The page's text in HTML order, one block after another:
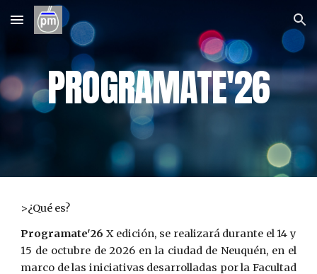
Skip to main content Skip to navigation
PROGRAMATE'26
>¿Qué es?
Programate'26 X edición, se realizará durante el 14 y
15 de octubre de 2026 en la ciudad de Neuquén, en el
marco de las iniciativas desarrolladas por la Facultad